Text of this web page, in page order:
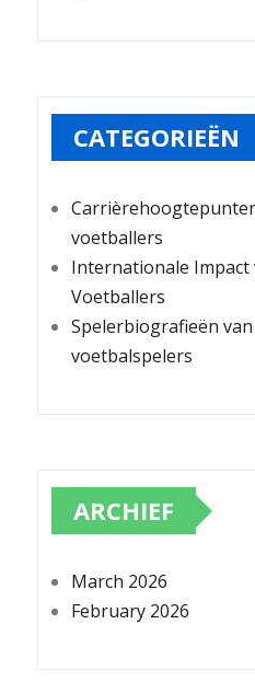
CATEGORIEËN
voetballers
Internationale Impact
Voetballers
Spelerbiografieën
voetbalspelers
ARCHIEF
March 2026
February 2026